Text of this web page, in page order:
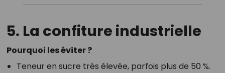
5. La confiture industrielle
Pourquoi les éviter ?
Teneur en sucre très élevée, parfois plus de 50 %.